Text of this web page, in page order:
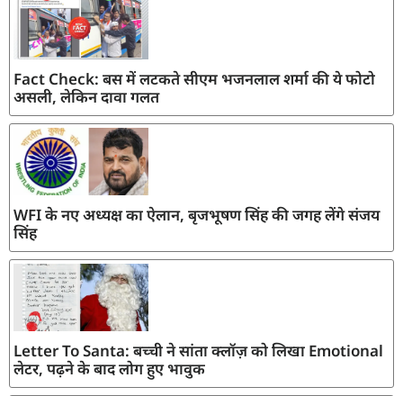
Fact Check: बस में लटकते सीएम भजनलाल शर्मा की ये फोटो
असली, लेकिन दावा गलत
WFI के नए अध्यक्ष का ऐलान, बृजभूषण सिंह की जगह लेंगे संजय
सिंह
Letter To Santa: बच्ची ने सांता क्लॉज़ को लिखा Emotional
लेटर, पढ़ने के बाद लोग हुए भावुक